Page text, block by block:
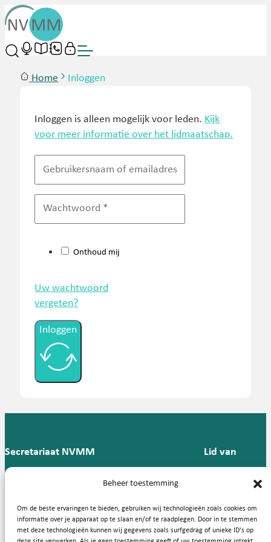
Beheer toestemming
Om de beste ervaringen te bieden, gebruiken wij technologieën zoals cookies om
informatie over je apparaat op te slaan en/of te raadplegen. Door in te stemmen
met deze technologieën kunnen wij gegevens zoals surfgedrag of unieke ID's op
Home Inloggen
Inloggen is alleen mogelijk voor leden. Kijk
voor meer informatie over het lidmaatschap.
Onthoud mij
Uw wachtwoord
vergeten?
Inloggen
Secretariaat NVMM
Groningen
T: 088 -
57
Lid van